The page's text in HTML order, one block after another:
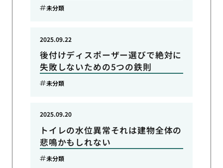
未分類
後付けディスポーザー選びで絶対に
失敗しないための5つの鉄則
2025.09.22
未分類
トイレの水位異常それは建物全体の
悲鳴かもしれない
2025.09.20
未分類